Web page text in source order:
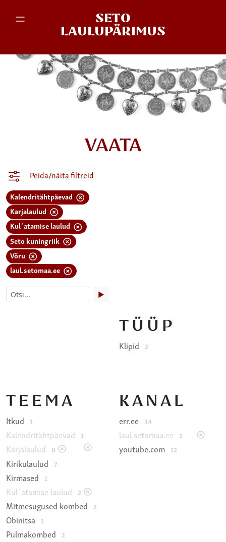
SETO
LAULUPÄRIMUS
VAATA
Peida/näita filtreid
Kalendritähtpäevad
Karjalaulud
Kul´atamise laulud
Seto kuningriik
Võru
laul.setomaa.ee
▶
TÜÜP
Klipid 2
TEEMA
Itkud 1
Kalendritähtpäevad 1
Karjalaulud 0
Kirikulaulud 7
Kirmased 1
Kul´atamise laulud 2
Mitmesugused kombed 2
Obinitsa 1
Pulmakombed 2
KANAL
err.ee 34
laul.setomaa.ee 2
youtube.com 12